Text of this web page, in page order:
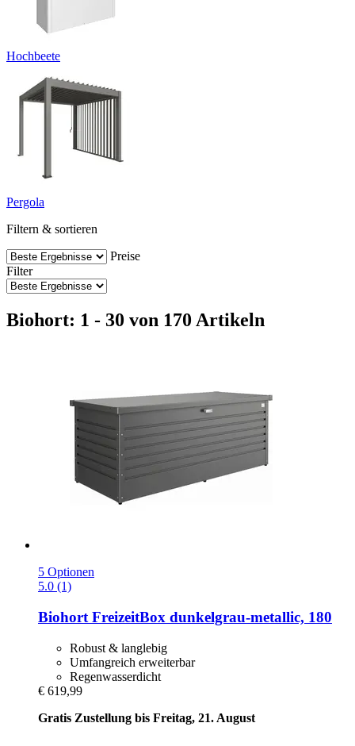
Hochbeete
Pergola
Filtern & sortieren
Preise
Filter
Biohort: 1 - 30 von 170 Artikeln
5 Optionen
5.0 (1)
Biohort FreizeitBox dunkelgrau-​metallic, 180
Robust & langlebig
Umfangreich erweiterbar
Regenwasserdicht
€ 619,99
Gratis Zustellung bis Freitag, 21. August